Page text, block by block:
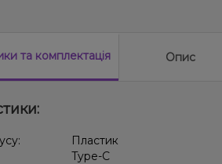
та комплектація Опис
Пластик
Type-C